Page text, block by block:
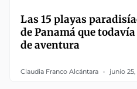
Las 15 playas
de Panamá que
de aventura
Claudia Franco Alcántara junio 25,